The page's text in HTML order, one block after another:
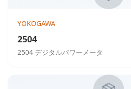
YOKOGAWA
2504
2504 デジタルパワーメータ